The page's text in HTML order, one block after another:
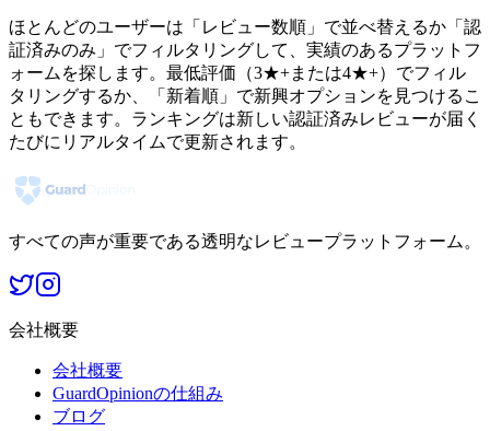
ほとんどのユーザーは「レビュー数順」で並べ替えるか「認
証済みのみ」でフィルタリングして、実績のあるプラットフ
ォームを探します。最低評価（3★+または4★+）でフィル
タリングするか、「新着順」で新興オプションを見つけるこ
ともできます。ランキングは新しい認証済みレビューが届く
たびにリアルタイムで更新されます。
すべての声が重要である透明なレビュープラットフォーム。
会社概要
会社概要
GuardOpinionの仕組み
ブログ